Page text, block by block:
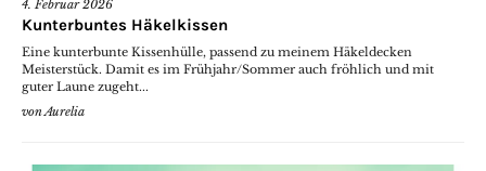
4. Februar 2026
Kunterbuntes Häkelkissen
Eine kunterbunte Kissenhülle, passend zu meinem Häkeldecken
Meisterstück. Damit es im Frühjahr/Sommer auch fröhlich und mit
guter Laune zugeht...
vonAurelia